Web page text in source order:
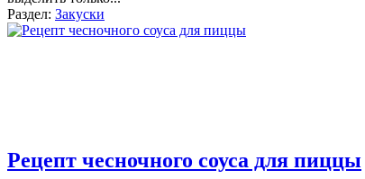
Раздел: Закуски
Рецепт чесночного соуса для пиццы